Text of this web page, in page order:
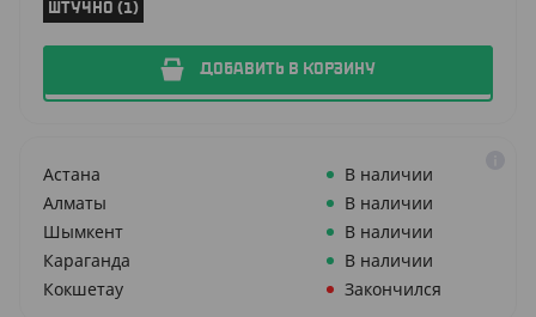
ШТУЧНО (1)
ДОБАВИТЬ В КОРЗИНУ
Астана
В наличии
Алматы
В наличии
Шымкент
В наличии
Караганда
В наличии
Кокшетау
Закончился